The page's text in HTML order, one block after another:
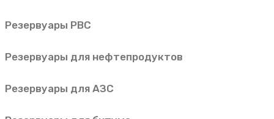
Резервуары РВС
Резервуары для нефтепродуктов
Резервуары для АЗС